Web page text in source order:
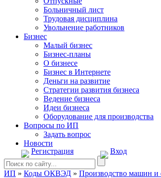
Больничный лист
Трудовая дисциплина
Увольнение работников
Бизнес
Малый бизнес
Бизнес-планы
О бизнесе
Бизнес в Интернете
Деньги на развитие
Стратегии развития бизнеса
Ведение бизнеса
Идеи бизнеса
Оборудование для производства
Вопросы по ИП
Задать вопрос
Новости
Регистрация
Вход
ИП » Коды ОКВЭД » Производство машин и